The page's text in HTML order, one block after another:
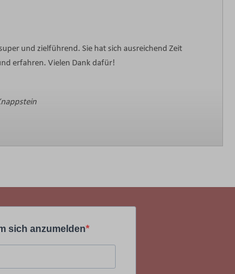
und zielführend. Sie hat sich ausreichend Zeit
erfahren. Vielen Dank dafür!
sich anzumelden